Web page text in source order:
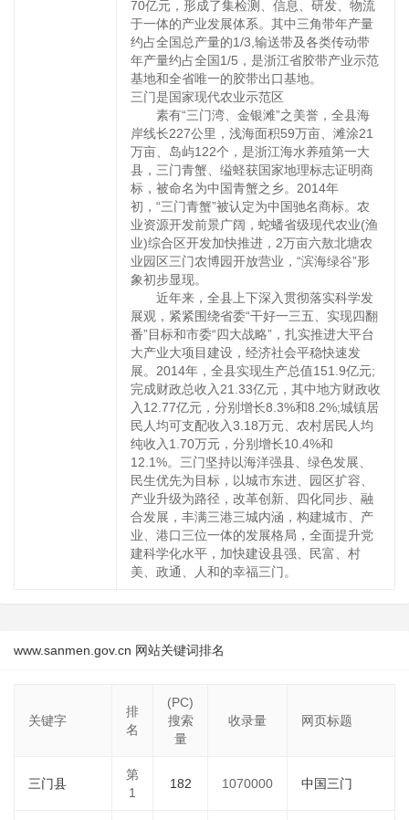
70亿元，形成了集检测、信息、研发、物流
于一体的产业发展体系。其中三角带年产量
约占全国总产量的1/3,输送带及各类传动带
年产量约占全国1/5，是浙江省胶带产业示范
基地和全省唯一的胶带出口基地。
三门是国家现代农业示范区
素有“三门湾、金银滩”之美誉，全县海
岸线长227公里，浅海面积59万亩、滩涂21
万亩、岛屿122个，是浙江海水养殖第一大
县，三门青蟹、缢蛏获国家地理标志证明商
标，被命名为中国青蟹之乡。2014年
初，“三门青蟹”被认定为中国驰名商标。农
业资源开发前景广阔，蛇蟠省级现代农业(渔
业)综合区开发加快推进，2万亩六敖北塘农
业园区三门农博园开放营业，“滨海绿谷”形
象初步显现。
近年来，全县上下深入贯彻落实科学发
展观，紧紧围绕省委“干好一三五、实现四翻
番”目标和市委“四大战略”，扎实推进大平台
大产业大项目建设，经济社会平稳快速发
展。2014年，全县实现生产总值151.9亿元;
完成财政总收入21.33亿元，其中地方财政收
入12.77亿元，分别增长8.3%和8.2%;城镇居
民人均可支配收入3.18万元、农村居民人均
纯收入1.70万元，分别增长10.4%和
12.1%。三门坚持以海洋强县、绿色发展、
民生优先为目标，以城市东进、园区扩容、
产业升级为路径，改革创新、四化同步、融
合发展，丰满三港三城内涵，构建城市、产
业、港口三位一体的发展格局，全面提升党
建科学化水平，加快建设县强、民富、村
美、政通、人和的幸福三门。
www.sanmen.gov.cn 网站关键词排名
关键字
排
名
(PC)
搜索
量
收录量 网页标题
三门县
第
1
182 1070000 中国三门